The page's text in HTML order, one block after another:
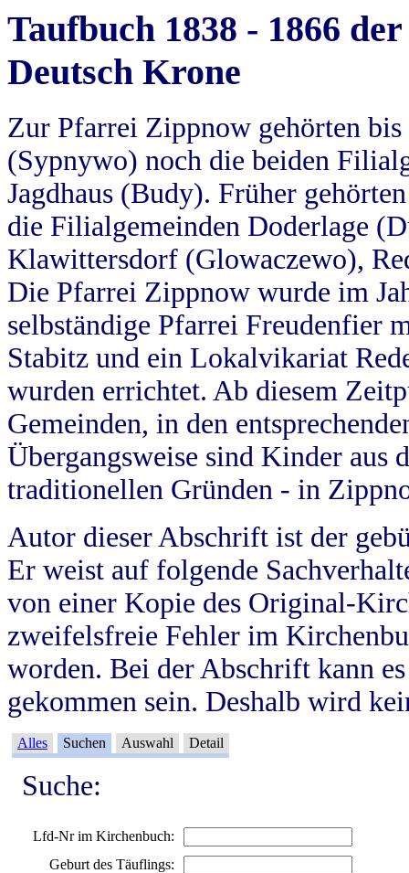
Taufbuch 1838 - 1866
Deutsch Krone
Zur Pfarrei Zippnow gehörten
(Sypnywo) noch die beiden
Jagdhaus (Budy). Früher
die Filialgemeinden Doderlage
Klawittersdorf (Glowaczewo),
Die Pfarrei Zippnow wurde im
selbständige Pfarrei Freudenfier
Stabitz und ein Lokalvikariat
wurden errichtet. Ab diesem
Gemeinden, in den
Übergangsweise sind Kinder aus
traditionellen Gründen - in
Autor dieser Abschrift ist der
Er weist auf folgende
von einer Kopie des Original-
zweifelsfreie Fehler im
worden. Bei der Abschrift kann
gekommen sein. Deshalb wird
Alles Suchen Auswahl Detail
Suche:
Lfd-Nr im Kirchenbuch:
Geburt des Täuflings: